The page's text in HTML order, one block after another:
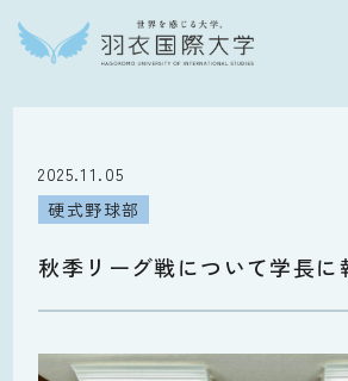
2025.11.05
硬式野球部
秋季リーグ戦について学長に